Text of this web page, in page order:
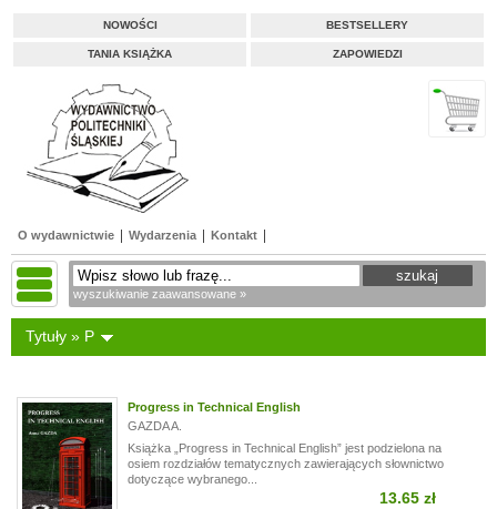
NOWOŚCI BESTSELLERY
TANIA KSIĄŻKA ZAPOWIEDZI
O wydawnictwie Wydarzenia Kontakt
wyszukiwanie zaawansowane »
Tytuły » P
Progress in Technical English
GAZDA A.
Książka „Progress in Technical English” jest podzielona na
osiem rozdziałów tematycznych zawierających słownictwo
dotyczące wybranego...
13.65 zł